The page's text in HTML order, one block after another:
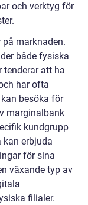
och verktyg för
marknaden.
både fysiska
tenderar att ha
har ofta
besöka för
marginalbank
kundgrupp
kan erbjuda
för sina
växande typ av
filialer.